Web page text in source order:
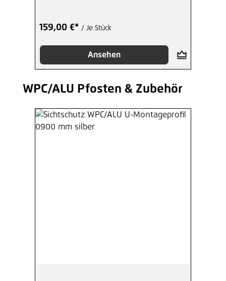
159,00 €* / Je Stück
Ansehen
Produktgalerie überspringen
WPC/ALU Pfosten & Zubehör